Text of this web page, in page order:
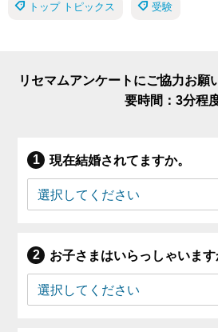
トップ トピックス 受験
リセマムアンケートにご協力お願
要時間：3分程度
現在結婚されてますか。
お子さまはいらっしゃいます